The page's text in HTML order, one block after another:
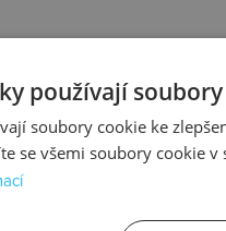
řetízkem
. Každý
- jedinečnou
používají
soubory cookie ke
se všemi soubory cookie